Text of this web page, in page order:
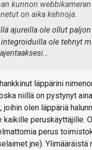
kunnon
on aika kehnoja.
ajureilla ole ollut
ole tehnyt
läppärini
niillä on pystynyt
joihin olen läppäriä
kaikille peruskäyttäjille.
perus
jne). Ylimääräistä